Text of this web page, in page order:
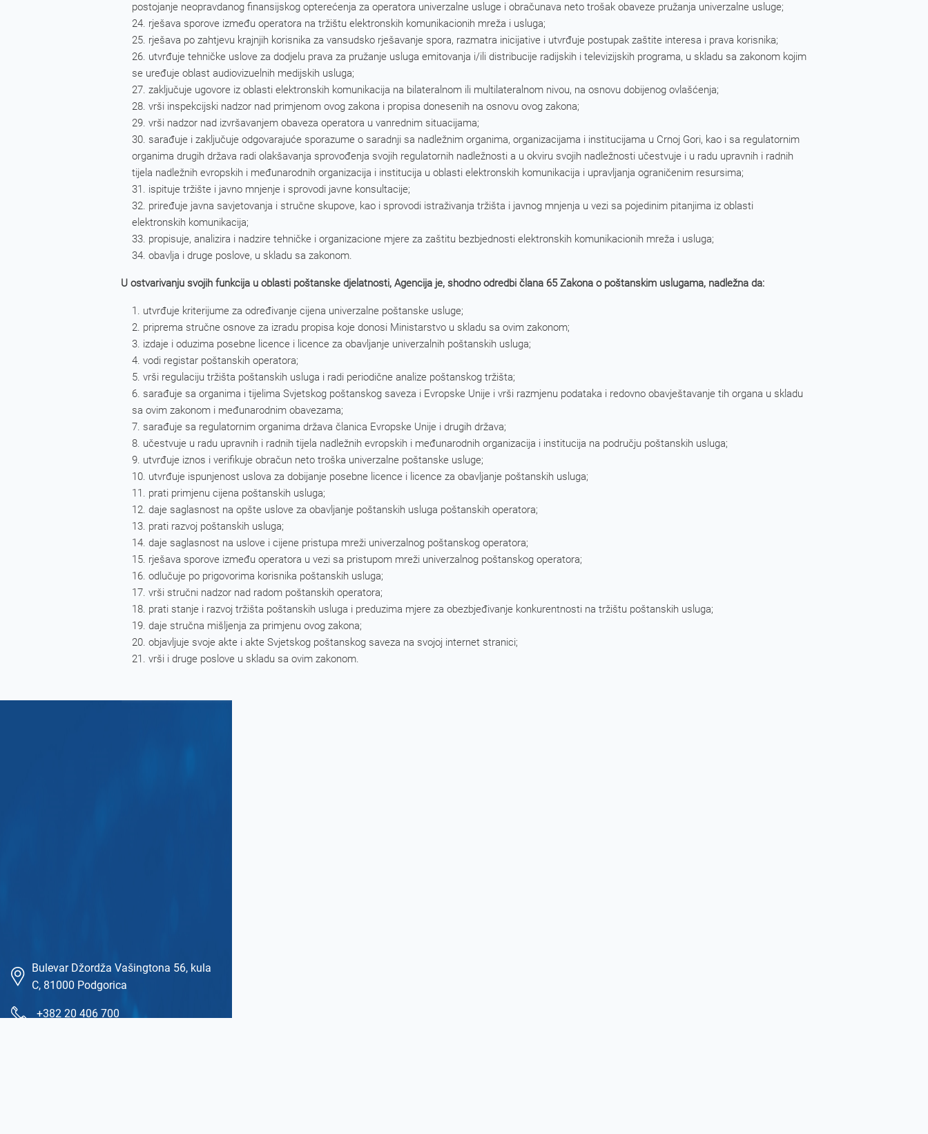
postojanje neopravdanog finansijskog opterećenja za operatora univerzalne usluge i obračunava neto trošak obaveze pružanja univerzalne usluge;
rješava sporove između operatora na tržištu elektronskih komunikacionih mreža i usluga;
rješava po zahtjevu krajnjih korisnika za vansudsko rješavanje spora, razmatra inicijative i utvrđuje postupak zaštite interesa i prava korisnika;
utvrđuje tehničke uslove za dodjelu prava za pružanje usluga emitovanja i/ili distribucije radijskih i televizijskih programa, u skladu sa zakonom kojim
se uređuje oblast audiovizuelnih medijskih usluga;
zaključuje ugovore iz oblasti elektronskih komunikacija na bilateralnom ili multilateralnom nivou, na osnovu dobijenog ovlašćenja;
vrši inspekcijski nadzor nad primjenom ovog zakona i propisa donesenih na osnovu ovog zakona;
vrši nadzor nad izvršavanjem obaveza operatora u vanrednim situacijama;
sarađuje i zaključuje odgovarajuće sporazume o saradnji sa nadležnim organima, organizacijama i institucijama u Crnoj Gori, kao i sa regulatornim
organima drugih država radi olakšavanja sprovođenja svojih regulatornih nadležnosti a u okviru svojih nadležnosti učestvuje i u radu upravnih i radnih
tijela nadležnih evropskih i međunarodnih organizacija i institucija u oblasti elektronskih komunikacija i upravljanja ograničenim resursima;
ispituje tržište i javno mnjenje i sprovodi javne konsultacije;
priređuje javna savjetovanja i stručne skupove, kao i sprovodi istraživanja tržišta i javnog mnjenja u vezi sa pojedinim pitanjima iz oblasti
elektronskih komunikacija;
propisuje, analizira i nadzire tehničke i organizacione mjere za zaštitu bezbjednosti elektronskih komunikacionih mreža i usluga;
obavlja i druge poslove, u skladu sa zakonom.
U ostvarivanju svojih funkcija u oblasti poštanske djelatnosti, Agencija je, shodno odredbi člana 65 Zakona o poštanskim uslugama, nadležna da:
utvrđuje kriterijume za određivanje cijena univerzalne poštanske usluge;
priprema stručne osnove za izradu propisa koje donosi Ministarstvo u skladu sa ovim zakonom;
izdaje i oduzima posebne licence i licence za obavljanje univerzalnih poštanskih usluga;
vodi registar poštanskih operatora;
vrši regulaciju tržišta poštanskih usluga i radi periodične analize poštanskog tržišta;
sarađuje sa organima i tijelima Svjetskog poštanskog saveza i Evropske Unije i vrši razmjenu podataka i redovno obavještavanje tih organa u skladu
sa ovim zakonom i međunarodnim obavezama;
sarađuje sa regulatornim organima država članica Evropske Unije i drugih država;
učestvuje u radu upravnih i radnih tijela nadležnih evropskih i međunarodnih organizacija i institucija na području poštanskih usluga;
utvrđuje iznos i verifikuje obračun neto troška univerzalne poštanske usluge;
utvrđuje ispunjenost uslova za dobijanje posebne licence i licence za obavljanje poštanskih usluga;
prati primjenu cijena poštanskih usluga;
daje saglasnost na opšte uslove za obavljanje poštanskih usluga poštanskih operatora;
prati razvoj poštanskih usluga;
daje saglasnost na uslove i cijene pristupa mreži univerzalnog poštanskog operatora;
rješava sporove između operatora u vezi sa pristupom mreži univerzalnog poštanskog operatora;
odlučuje po prigovorima korisnika poštanskih usluga;
vrši stručni nadzor nad radom poštanskih operatora;
prati stanje i razvoj tržišta poštanskih usluga i preduzima mjere za obezbjeđivanje konkurentnosti na tržištu poštanskih usluga;
daje stručna mišljenja za primjenu ovog zakona;
objavljuje svoje akte i akte Svjetskog poštanskog saveza na svojoj internet stranici;
vrši i druge poslove u skladu sa ovim zakonom.
Bulevar Džordža Vašingtona 56, kula
C, 81000 Podgorica
+382 20 406 700